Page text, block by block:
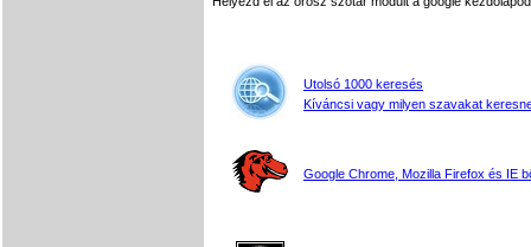
Utolsó 1000 keresés
Kíváncsi vagy milyen szavakat
Google Chrome, Mozilla Firefox és IE